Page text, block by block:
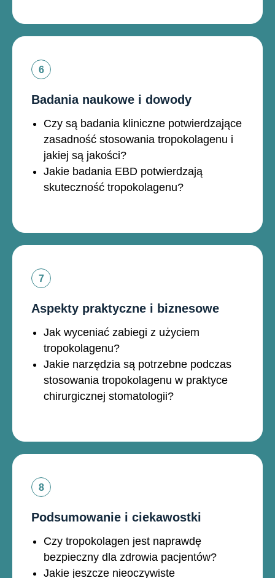
Badania naukowe i dowody
Czy są badania kliniczne potwierdzające
zasadność stosowania tropokolagenu i
jakiej są jakości?
Jakie badania EBD potwierdzają
skuteczność tropokolagenu?
Aspekty praktyczne i biznesowe
Jak wyceniać zabiegi z użyciem
tropokolagenu?
Jakie narzędzia są potrzebne podczas
stosowania tropokolagenu w praktyce
chirurgicznej stomatologii?
Podsumowanie i ciekawostki
Czy tropokolagen jest naprawdę
bezpieczny dla zdrowia pacjentów?
Jakie jeszcze nieoczywiste